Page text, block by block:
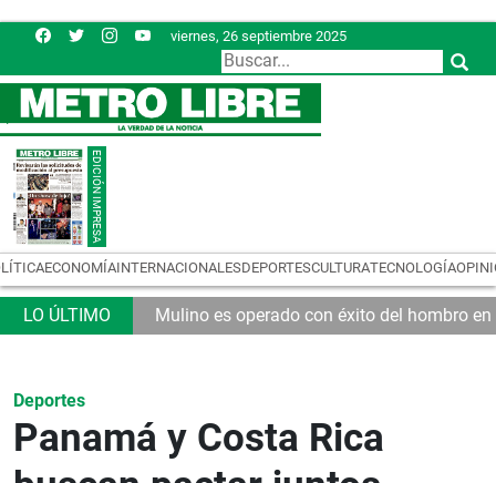
viernes, 26 septiembre 2025
ECONOMÍAINTERNACIONALESDEPORTESCULTURATECNOLOGÍA
están regulados Mulino es operado con éxito del hombro en
Deportes
Panamá y Costa Rica